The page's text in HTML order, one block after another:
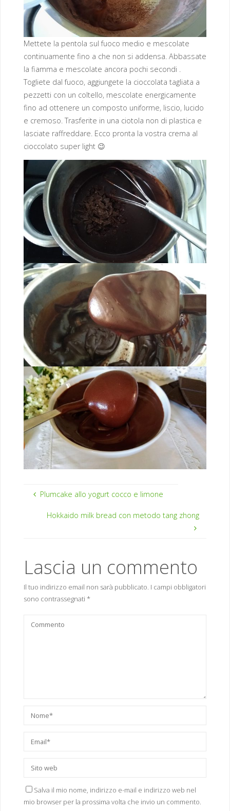
Mettete la pentola sul fuoco medio e mescolate
continuamente fino a che non si addensa. Abbassate
la fiamma e mescolate ancora pochi secondi .
Togliete dal fuoco, aggiungete la cioccolata tagliata a
pezzetti con un coltello, mescolate energicamente
fino ad ottenere un composto uniforme, liscio, lucido
e cremoso. Trasferite in una ciotola non di plastica e
lasciate raffreddare. Ecco pronta la vostra crema al
cioccolato super light 😉
Plumcake allo yogurt cocco e limone
Hokkaido milk bread con metodo tang zhong
Lascia un commento
Il tuo indirizzo email non sarà pubblicato. I campi obbligatori
sono contrassegnati *
Salva il mio nome, indirizzo e-mail e indirizzo web nel
mio browser per la prossima volta che invio un commento.